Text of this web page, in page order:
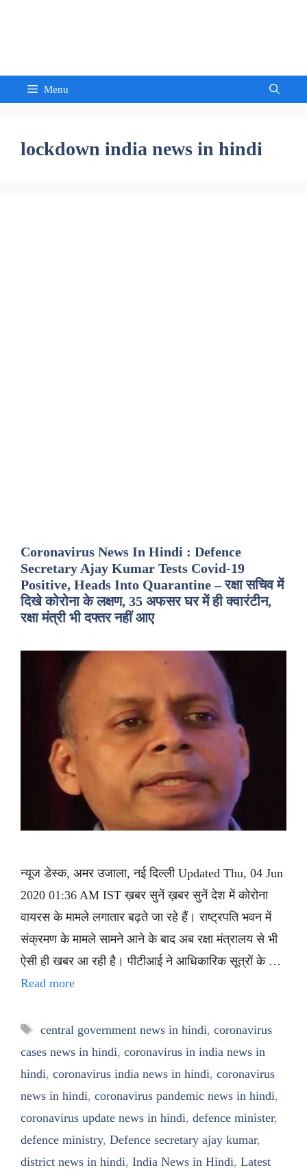
Menu
lockdown india news in hindi
Coronavirus News In Hindi : Defence
Secretary Ajay Kumar Tests Covid-19
Positive, Heads Into Quarantine – रक्षा सचिव में
दिखे कोरोना के लक्षण, 35 अफसर घर में ही क्वारंटीन,
रक्षा मंत्री भी दफ्तर नहीं आए
न्यूज डेस्क, अमर उजाला, नई दिल्ली Updated Thu, 04 Jun
2020 01:36 AM IST ख़बर सुनें ख़बर सुनें देश में कोरोना
वायरस के मामले लगातार बढ़ते जा रहे हैं। राष्ट्रपति भवन में
संक्रमण के मामले सामने आने के बाद अब रक्षा मंत्रालय से भी
ऐसी ही खबर आ रही है। पीटीआई ने आधिकारिक सूत्रों के …
Read more
Tags
central government news in hindi, coronavirus
cases news in hindi, coronavirus in india news in
hindi, coronavirus india news in hindi, coronavirus
news in hindi, coronavirus pandemic news in hindi,
coronavirus update news in hindi, defence minister,
defence ministry, Defence secretary ajay kumar,
district news in hindi, India News in Hindi, Latest